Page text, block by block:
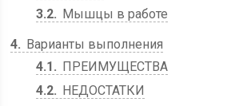
3.2
Мышцы в работе
4
Варианты выполнения
4.1
ПРЕИМУЩЕСТВА
4.2
НЕДОСТАТКИ